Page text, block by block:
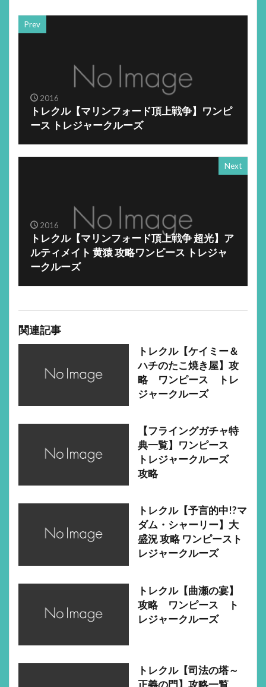
Prev
2016
トレクル【マリンフォード頂上戦争】ワンピ
ース トレジャークルーズ
Next
2016
トレクル【マリンフォード頂上戦争 超光】ア
ルティメイト 黄猿 攻略ワンピース トレジャ
ークルーズ
関連記事
トレクル【ケイミー＆
ハチのたこ焼き屋】攻
略 ワンピース トレ
ジャークルーズ
【フライングガチャ特
典一覧】ワンピース
トレジャークルーズ
攻略
トレクル【予言的中!?マ
ダム・シャーリー】大
盛況 攻略 ワンピースト
レジャークルーズ
トレクル【曲瀬の宴】
攻略 ワンピース ト
レジャークルーズ
トレクル【司法の塔～